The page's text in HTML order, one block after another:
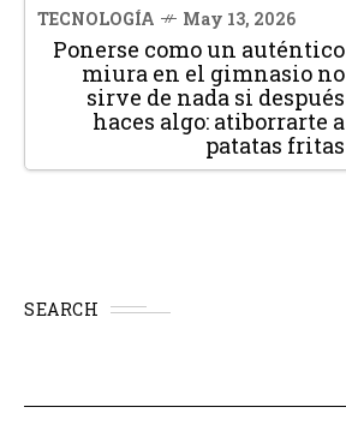
TECNOLOGÍA May 13, 2026
Ponerse como un auténtico
miura en el gimnasio no
sirve de nada si después
haces algo: atiborrarte a
patatas fritas
SEARCH